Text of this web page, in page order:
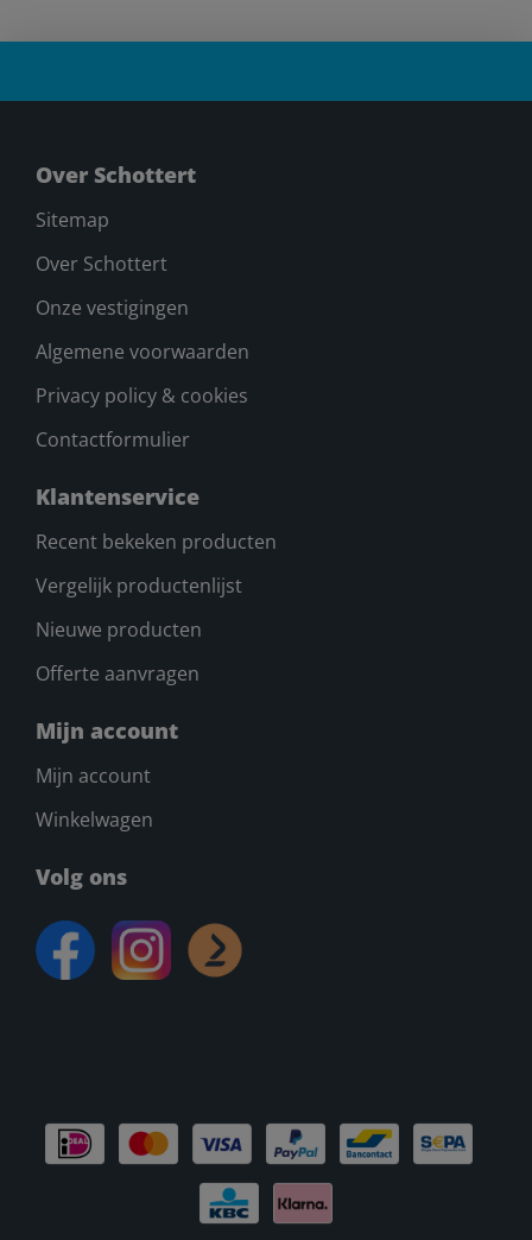
Over Schottert
Sitemap
Over Schottert
Onze vestigingen
Algemene voorwaarden
Privacy policy & cookies
Contactformulier
Klantenservice
Recent bekeken producten
Vergelijk productenlijst
Nieuwe producten
Offerte aanvragen
Mijn account
Mijn account
Winkelwagen
Volg ons